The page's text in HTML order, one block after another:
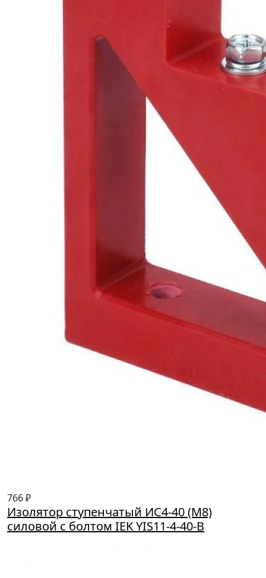
766 ₽
Изолятор ступенчатый ИС4-40 (М8)
силовой с болтом IEK YIS11-4-40-B